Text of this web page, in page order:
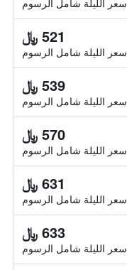
سعر الليلة شامل الرسوم
521 ﷼
سعر الليلة شامل الرسوم
539 ﷼
سعر الليلة شامل الرسوم
570 ﷼
سعر الليلة شامل الرسوم
631 ﷼
سعر الليلة شامل الرسوم
633 ﷼
سعر الليلة شامل الرسوم